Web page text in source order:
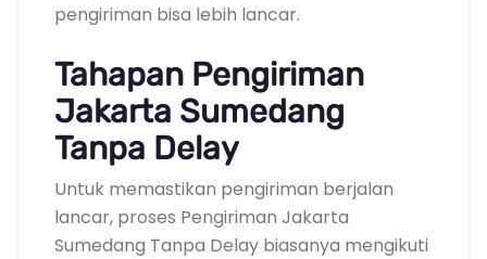
pengiriman bisa lebih lancar.
Tahapan Pengiriman
Jakarta Sumedang
Tanpa Delay
Untuk memastikan pengiriman berjalan
lancar, proses Pengiriman Jakarta
Sumedang Tanpa Delay biasanya mengikuti